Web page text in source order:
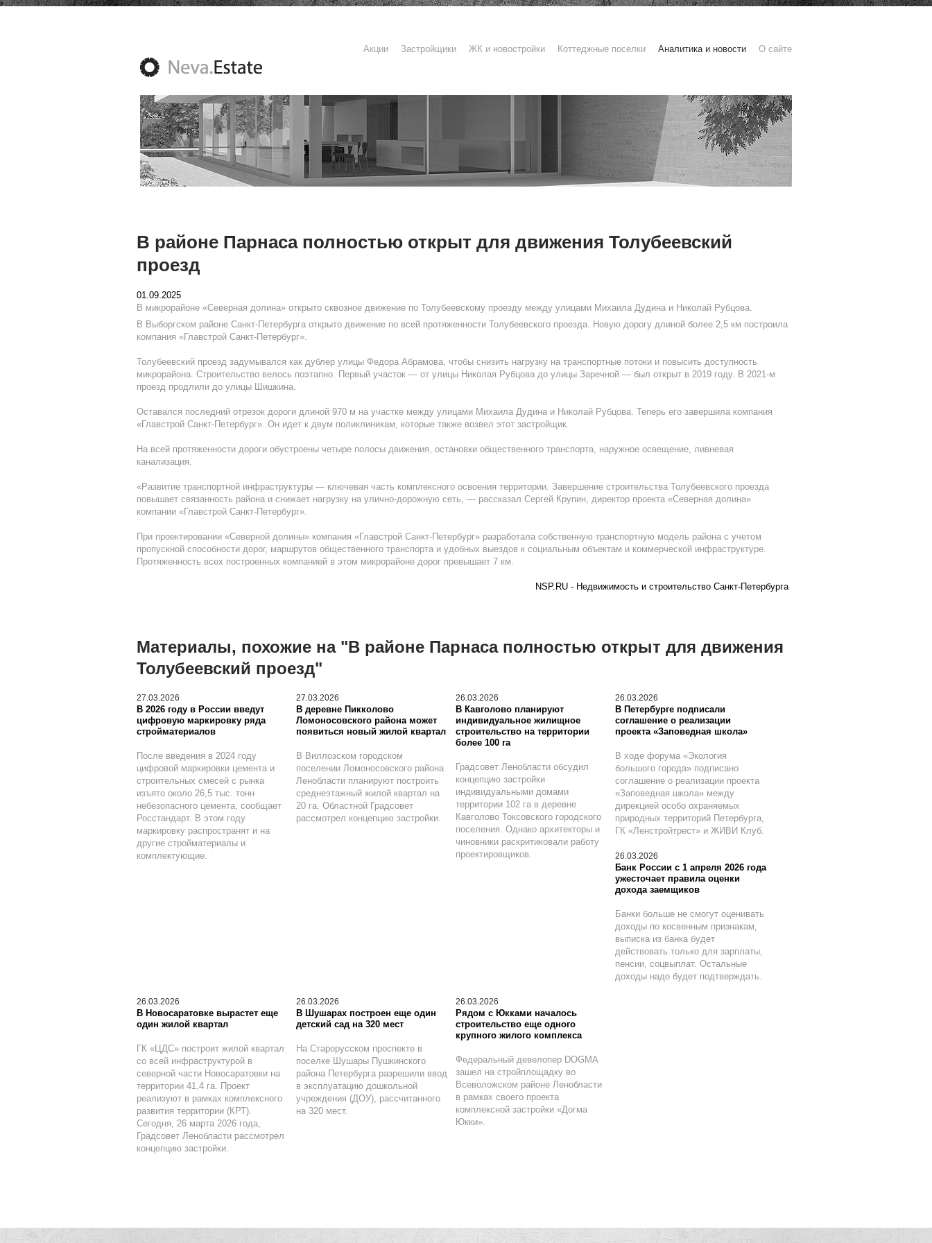
Акции Застройщики ЖК и новостройки Коттеджные поселки Аналитика и новости О сайте
В районе Парнаса полностью открыт для движения Толубеевский
проезд
01.09.2025
В микрорайоне «Северная долина» открыто сквозное движение по Толубеевскому проезду между улицами Михаила Дудина и Николай Рубцова.
В Выборгском районе Санкт-Петербурга открыто движение по всей протяженности Толубеевского проезда. Новую дорогу длиной более 2,5 км построила
компания «Главстрой Санкт-Петербург».
Толубеевский проезд задумывался как дублер улицы Федора Абрамова, чтобы снизить нагрузку на транспортные потоки и повысить доступность
микрорайона. Строительство велось поэтапно. Первый участок — от улицы Николая Рубцова до улицы Заречной — был открыт в 2019 году. В 2021-м
проезд продлили до улицы Шишкина.
Оставался последний отрезок дороги длиной 970 м на участке между улицами Михаила Дудина и Николай Рубцова. Теперь его завершила компания
«Главстрой Санкт-Петербург». Он идет к двум поликлиникам, которые также возвел этот застройщик.
На всей протяженности дороги обустроены четыре полосы движения, остановки общественного транспорта, наружное освещение, ливневая
канализация.
«Развитие транспортной инфраструктуры — ключевая часть комплексного освоения территории. Завершение строительства Толубеевского проезда
повышает связанность района и снижает нагрузку на улично-дорожную сеть, — рассказал Сергей Крупин, директор проекта «Северная долина»
компании «Главстрой Санкт-Петербург».
При проектировании «Северной долины» компания «Главстрой Санкт-Петербург» разработала собственную транспортную модель района с учетом
пропускной способности дорог, маршрутов общественного транспорта и удобных выездов к социальным объектам и коммерческой инфраструктуре.
Протяженность всех построенных компанией в этом микрорайоне дорог превышает 7 км.
NSP.RU - Недвижимость и строительство Санкт-Петербурга
Материалы, похожие на "В районе Парнаса полностью открыт для движения
Толубеевский проезд"
27.03.2026
В 2026 году в России введут
цифровую маркировку ряда
стройматериалов
После введения в 2024 году
цифровой маркировки цемента и
строительных смесей с рынка
изъято около 26,5 тыс. тонн
небезопасного цемента, сообщает
Росстандарт. В этом году
маркировку распространят и на
другие стройматериалы и
комплектующие.
27.03.2026
В деревне Пикколово
Ломоносовского района может
появиться новый жилой квартал
В Виллозском городском
поселении Ломоносовского района
Ленобласти планируют построить
среднеэтажный жилой квартал на
20 га. Областной Градсовет
рассмотрел концепцию застройки.
26.03.2026
В Кавголово планируют
индивидуальное жилищное
строительство на территории
более 100 га
Градсовет Ленобласти обсудил
концепцию застройки
индивидуальными домами
территории 102 га в деревне
Кавголово Токсовского городского
поселения. Однако архитекторы и
чиновники раскритиковали работу
проектировщиков.
26.03.2026
В Петербурге подписали
соглашение о реализации
проекта «Заповедная школа»
В ходе форума «Экология
большого города» подписано
соглашение о реализации проекта
«Заповедная школа» между
дирекцией особо охраняемых
природных территорий Петербурга,
ГК «Ленстройтрест» и ЖИВИ Клуб.
26.03.2026
Банк России с 1 апреля 2026 года
ужесточает правила оценки
дохода заемщиков
Банки больше не смогут оценивать
доходы по косвенным признакам,
выписка из банка будет
действовать только для зарплаты,
пенсии, соцвыплат. Остальные
доходы надо будет подтверждать.
26.03.2026
В Новосаратовке вырастет еще
один жилой квартал
ГК «ЦДС» построит жилой квартал
со всей инфраструктурой в
северной части Новосаратовки на
территории 41,4 га. Проект
реализуют в рамках комплексного
развития территории (КРТ).
Сегодня, 26 марта 2026 года,
Градсовет Ленобласти рассмотрел
концепцию застройки.
26.03.2026
В Шушарах построен еще один
детский сад на 320 мест
На Старорусском проспекте в
поселке Шушары Пушкинского
района Петербурга разрешили ввод
в эксплуатацию дошкольной
учреждения (ДОУ), рассчитанного
на 320 мест.
26.03.2026
Рядом с Юкками началось
строительство еще одного
крупного жилого комплекса
Федеральный девелопер DOGMA
зашел на стройплощадку во
Всеволожском районе Ленобласти
в рамках своего проекта
комплексной застройки «Догма
Юкки».